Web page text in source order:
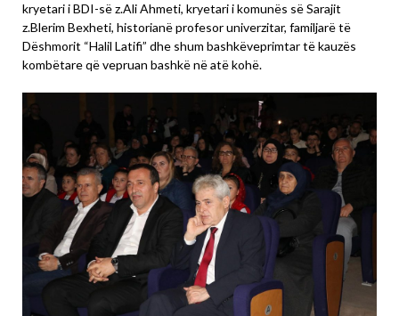
kryetari i BDI-së z.Ali Ahmeti, kryetari i komunës së Sarajit
z.Blerim Bexheti, historianë profesor univerzitar, familjarë të
Dëshmorit “Halil Latifi” dhe shum bashkëveprimtar të kauzës
kombëtare që vepruan bashkë në atë kohë.